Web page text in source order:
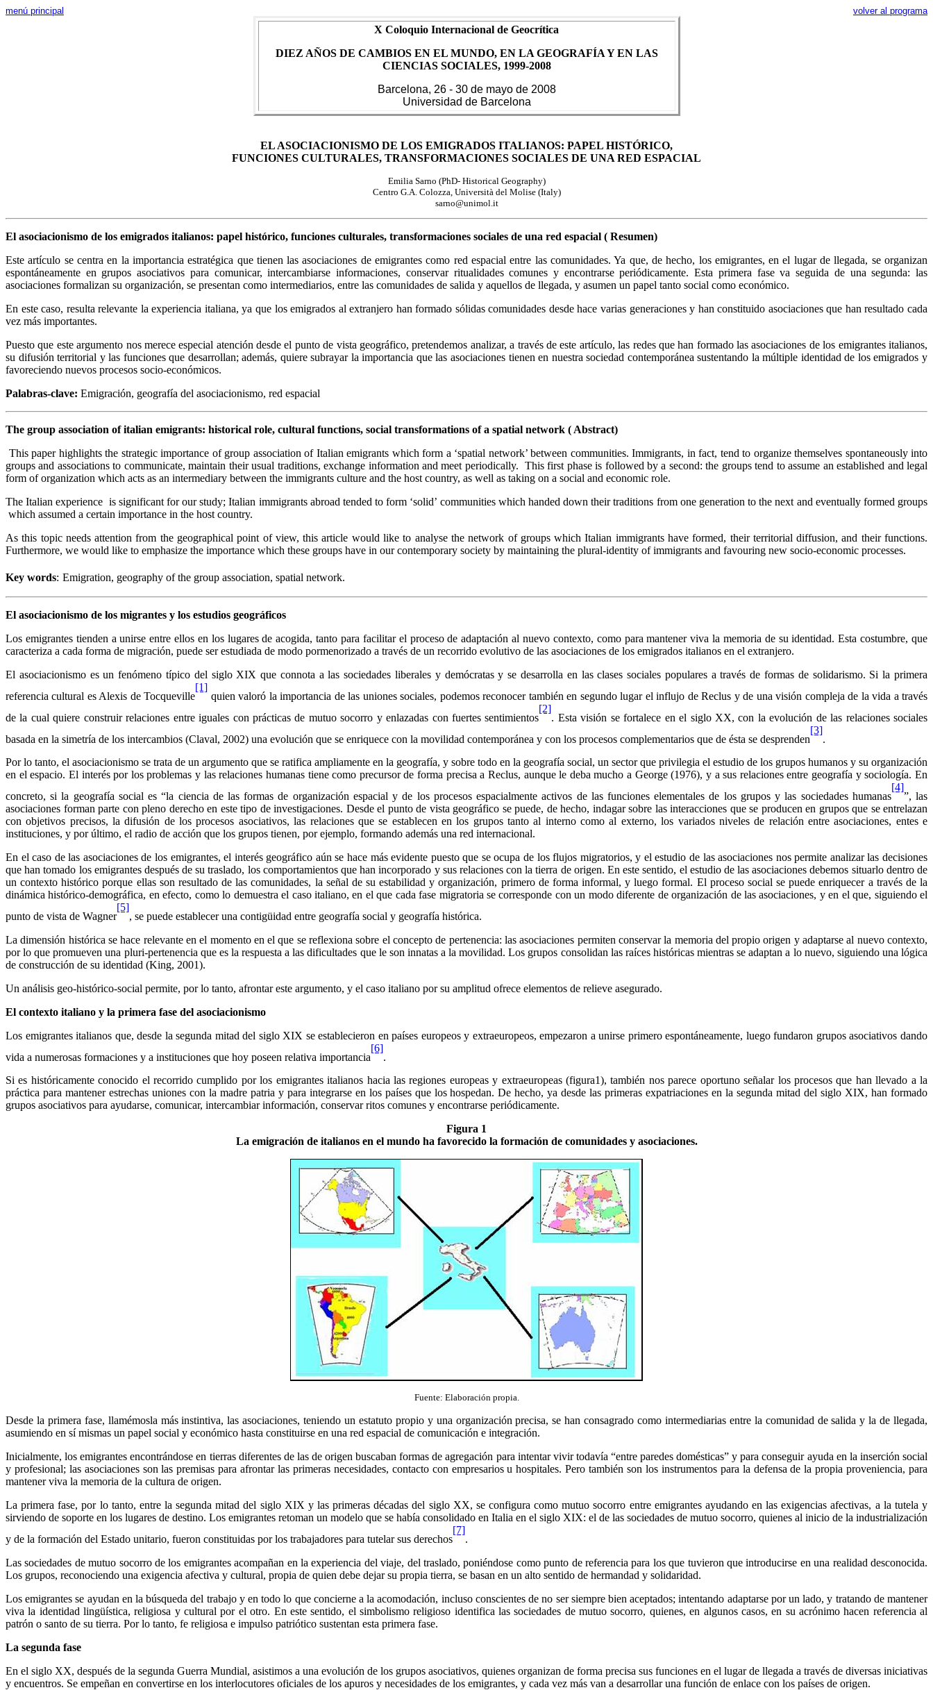
menú principal volver al programa
X Coloquio Internacional de Geocrítica
DIEZ AÑOS DE CAMBIOS EN EL MUNDO, EN LA GEOGRAFÍA Y EN LAS
CIENCIAS SOCIALES, 1999-2008
Barcelona, 26 - 30 de mayo de 2008
Universidad de Barcelona
EL ASOCIACIONISMO DE LOS EMIGRADOS ITALIANOS: PAPEL HISTÓRICO,
FUNCIONES CULTURALES, TRANSFORMACIONES SOCIALES DE UNA RED ESPACIAL
Emilia Sarno (PhD- Historical Geography)
Centro G.A. Colozza, Università del Molise (Italy)
sarno@unimol.it
El asociacionismo de los emigrados italianos: papel histórico, funciones culturales, transformaciones sociales de una red espacial ( Resumen)
Este artículo se centra en la importancia estratégica que tienen las asociaciones de emigrantes como red espacial entre las comunidades. Ya que, de hecho, los emigrantes, en el lugar de llegada, se organizan
espontáneamente en grupos asociativos para comunicar, intercambiarse informaciones, conservar ritualidades comunes y encontrarse periódicamente. Esta primera fase va seguida de una segunda: las
asociaciones formalizan su organización, se presentan como intermediarios, entre las comunidades de salida y aquellos de llegada, y asumen un papel tanto social como económico.
En este caso, resulta relevante la experiencia italiana, ya que los emigrados al extranjero han formado sólidas comunidades desde hace varias generaciones y han constituido asociaciones que han resultado cada
vez más importantes.
Puesto que este argumento nos merece especial atención desde el punto de vista geográfico, pretendemos analizar, a través de este artículo, las redes que han formado las asociaciones de los emigrantes italianos,
su difusión territorial y las funciones que desarrollan; además, quiere subrayar la importancia que las asociaciones tienen en nuestra sociedad contemporánea sustentando la múltiple identidad de los emigrados y
favoreciendo nuevos procesos socio-económicos.
Palabras-clave: Emigración, geografía del asociacionismo, red espacial
The group association of italian emigrants: historical role, cultural functions, social transformations of a spatial network ( Abstract)
This paper highlights the strategic importance of group association of Italian emigrants which form a ‘spatial network’ between communities. Immigrants, in fact, tend to organize themselves spontaneously into
groups and associations to communicate, maintain their usual traditions, exchange information and meet periodically. This first phase is followed by a second: the groups tend to assume an established and legal
form of organization which acts as an intermediary between the immigrants culture and the host country, as well as taking on a social and economic role.
The Italian experience is significant for our study; Italian immigrants abroad tended to form ‘solid’ communities which handed down their traditions from one generation to the next and eventually formed groups
which assumed a certain importance in the host country.
As this topic needs attention from the geographical point of view, this article would like to analyse the network of groups which Italian immigrants have formed, their territorial diffusion, and their functions.
Furthermore, we would like to emphasize the importance which these groups have in our contemporary society by maintaining the plural-identity of immigrants and favouring new socio-economic processes.
Key words: Emigration, geography of the group association, spatial network.
El asociacionismo de los migrantes y los estudios geográficos
Los emigrantes tienden a unirse entre ellos en los lugares de acogida, tanto para facilitar el proceso de adaptación al nuevo contexto, como para mantener viva la memoria de su identidad. Esta costumbre, que
caracteriza a cada forma de migración, puede ser estudiada de modo pormenorizado a través de un recorrido evolutivo de las asociaciones de los emigrados italianos en el extranjero.
El asociacionismo es un fenómeno típico del siglo XIX que connota a las sociedades liberales y demócratas y se desarrolla en las clases sociales populares a través de formas de solidarismo. Si la primera
referencia cultural es Alexis de Tocqueville
[1]
quien valoró la importancia de las uniones sociales, podemos reconocer también en segundo lugar el influjo de Reclus y de una visión compleja de la vida a través
de la cual quiere construir relaciones entre iguales con prácticas de mutuo socorro y enlazadas con fuertes sentimientos
[2]
. Esta visión se fortalece en el siglo XX, con la evolución de las relaciones sociales
basada en la simetría de los intercambios (Claval, 2002) una evolución que se enriquece con la movilidad contemporánea y con los procesos complementarios que de ésta se desprenden
[3]
Por lo tanto, el asociacionismo se trata de un argumento que se ratifica ampliamente en la geografía, y sobre todo en la geografía social, un sector que privilegia el estudio de los grupos humanos y su organización
en el espacio. El interés por los problemas y las relaciones humanas tiene como precursor de forma precisa a Reclus, aunque le deba mucho a George (1976), y a sus relaciones entre geografía y sociología. En
concreto, si la geografía social es “la ciencia de las formas de organización espacial y de los procesos espacialmente activos de las funciones elementales de los grupos y las sociedades humanas
[4]
”, las
asociaciones forman parte con pleno derecho en este tipo de investigaciones. Desde el punto de vista geográfico se puede, de hecho, indagar sobre las interacciones que se producen en grupos que se entrelazan
con objetivos precisos, la difusión de los procesos asociativos, las relaciones que se establecen en los grupos tanto al interno como al externo, los variados niveles de relación entre asociaciones, entes e
instituciones, y por último, el radio de acción que los grupos tienen, por ejemplo, formando además una red internacional.
En el caso de las asociaciones de los emigrantes, el interés geográfico aún se hace más evidente puesto que se ocupa de los flujos migratorios, y el estudio de las asociaciones nos permite analizar las decisiones
que han tomado los emigrantes después de su traslado, los comportamientos que han incorporado y sus relaciones con la tierra de origen. En este sentido, el estudio de las asociaciones debemos situarlo dentro de
un contexto histórico porque ellas son resultado de las comunidades, la señal de su estabilidad y organización, primero de forma informal, y luego formal. El proceso social se puede enriquecer a través de la
dinámica histórico-demográfica, en efecto, como lo demuestra el caso italiano, en el que cada fase migratoria se corresponde con un modo diferente de organización de las asociaciones, y en el que, siguiendo el
punto de vista de Wagner
[5]
, se puede establecer una contigüidad entre geografía social y geografía histórica.
La dimensión histórica se hace relevante en el momento en el que se reflexiona sobre el concepto de pertenencia: las asociaciones permiten conservar la memoria del propio origen y adaptarse al nuevo contexto,
por lo que promueven una pluri-pertenencia que es la respuesta a las dificultades que le son innatas a la movilidad. Los grupos consolidan las raíces históricas mientras se adaptan a lo nuevo, siguiendo una lógica
de construcción de su identidad (King, 2001).
Un análisis geo-histórico-social permite, por lo tanto, afrontar este argumento, y el caso italiano por su amplitud ofrece elementos de relieve asegurado.
El contexto italiano y la primera fase del asociacionismo
Los emigrantes italianos que, desde la segunda mitad del siglo XIX se establecieron en países europeos y extraeuropeos, empezaron a unirse primero espontáneamente, luego fundaron grupos asociativos dando
vida a numerosas formaciones y a instituciones que hoy poseen relativa importancia
[6]
Si es históricamente conocido el recorrido cumplido por los emigrantes italianos hacia las regiones europeas y extraeuropeas (figura1), también nos parece oportuno señalar los procesos que han llevado a la
práctica para mantener estrechas uniones con la madre patria y para integrarse en los países que los hospedan. De hecho, ya desde las primeras expatriaciones en la segunda mitad del siglo XIX, han formado
grupos asociativos para ayudarse, comunicar, intercambiar información, conservar ritos comunes y encontrarse periódicamente.
Figura 1
La emigración de italianos en el mundo ha favorecido la formación de comunidades y asociaciones.
Fuente: Elaboración propia.
Desde la primera fase, llamémosla más instintiva, las asociaciones, teniendo un estatuto propio y una organización precisa, se han consagrado como intermediarias entre la comunidad de salida y la de llegada,
asumiendo en sí mismas un papel social y económico hasta constituirse en una red espacial de comunicación e integración.
Inicialmente, los emigrantes encontrándose en tierras diferentes de las de origen buscaban formas de agregación para intentar vivir todavía “entre paredes domésticas” y para conseguir ayuda en la inserción social
y profesional; las asociaciones son las premisas para afrontar las primeras necesidades, contacto con empresarios u hospitales. Pero también son los instrumentos para la defensa de la propia proveniencia, para
mantener viva la memoria de la cultura de origen.
La primera fase, por lo tanto, entre la segunda mitad del siglo XIX y las primeras décadas del siglo XX, se configura como mutuo socorro entre emigrantes ayudando en las exigencias afectivas, a la tutela y
sirviendo de soporte en los lugares de destino. Los emigrantes retoman un modelo que se había consolidado en Italia en el siglo XIX: el de las sociedades de mutuo socorro, quienes al inicio de la industrialización
y de la formación del Estado unitario, fueron constituidas por los trabajadores para tutelar sus derechos
[7]
.
Las sociedades de mutuo socorro de los emigrantes acompañan en la experiencia del viaje, del traslado, poniéndose como punto de referencia para los que tuvieron que introducirse en una realidad desconocida.
Los grupos, reconociendo una exigencia afectiva y cultural, propia de quien debe dejar su propia tierra, se basan en un alto sentido de hermandad y solidaridad.
Los emigrantes se ayudan en la búsqueda del trabajo y en todo lo que concierne a la acomodación, incluso conscientes de no ser siempre bien aceptados; intentando adaptarse por un lado, y tratando de mantener
viva la identidad lingüística, religiosa y cultural por el otro. En este sentido, el simbolismo religioso identifica las sociedades de mutuo socorro, quienes, en algunos casos, en su acrónimo hacen referencia al
patrón o santo de su tierra. Por lo tanto, fe religiosa e impulso patriótico sustentan esta primera fase.
La segunda fase
En el siglo XX, después de la segunda Guerra Mundial, asistimos a una evolución de los grupos asociativos, quienes organizan de forma precisa sus funciones en el lugar de llegada a través de diversas iniciativas
y encuentros. Se empeñan en convertirse en los interlocutores oficiales de los apuros y necesidades de los emigrantes, y cada vez más van a desarrollar una función de enlace con los países de origen.